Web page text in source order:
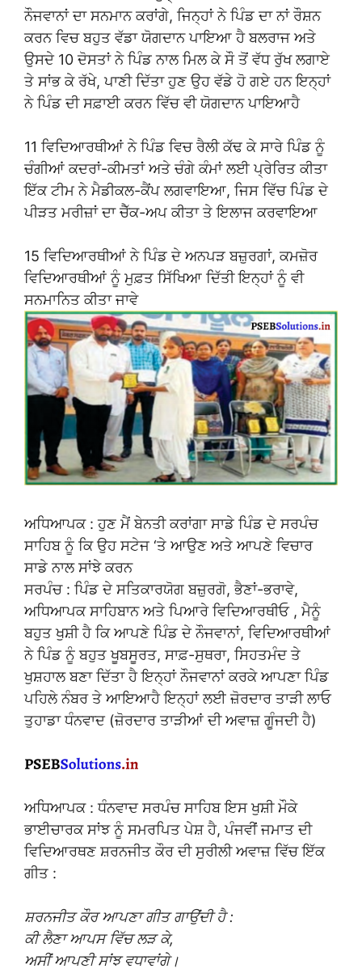
ਨੌਜਵਾਨਾਂ ਦਾ ਸਨਮਾਨ ਕਰਾਂਗੇ, ਜਿਨ੍ਹਾਂ ਨੇ ਪਿੰਡ ਦਾ ਨਾਂ ਰੌਸ਼ਨ
ਕਰਨ ਵਿਚ ਬਹੁਤ ਵੱਡਾ ਯੋਗਦਾਨ ਪਾਇਆ ਹੈ ਬਲਰਾਜ ਅਤੇ
ਉਸਦੇ 10 ਦੋਸਤਾਂ ਨੇ ਪਿੰਡ ਨਾਲ ਮਿਲ ਕੇ ਸੌ ਤੋਂ ਵੱਧ ਰੁੱਖ ਲਗਾਏ
ਤੇ ਸਾਂਭ ਕੇ ਰੱਖੇ, ਪਾਣੀ ਦਿੱਤਾ ਹੁਣ ਉਹ ਵੱਡੇ ਹੋ ਗਏ ਹਨ ਇਨ੍ਹਾਂ
ਨੇ ਪਿੰਡ ਦੀ ਸਫ਼ਾਈ ਕਰਨ ਵਿੱਚ ਵੀ ਯੋਗਦਾਨ ਪਾਇਆਹੈ
11 ਵਿਦਿਆਰਥੀਆਂ ਨੇ ਪਿੰਡ ਵਿਚ ਰੈਲੀ ਕੱਢ ਕੇ ਸਾਰੇ ਪਿੰਡ ਨੂੰ
ਚੰਗੀਆਂ ਕਦਰਾਂ-ਕੀਮਤਾਂ ਅਤੇ ਚੰਗੇ ਕੰਮਾਂ ਲਈ ਪ੍ਰੇਰਿਤ ਕੀਤਾ
ਇੱਕ ਟੀਮ ਨੇ ਮੈਡੀਕਲ-ਕੈਂਪ ਲਗਵਾਇਆ, ਜਿਸ ਵਿੱਚ ਪਿੰਡ ਦੇ
ਪੀੜਤ ਮਰੀਜ਼ਾਂ ਦਾ ਚੈੱਕ-ਅਪ ਕੀਤਾ ਤੇ ਇਲਾਜ ਕਰਵਾਇਆ
15 ਵਿਦਿਆਰਥੀਆਂ ਨੇ ਪਿੰਡ ਦੇ ਅਨਪੜ ਬਜ਼ੁਰਗਾਂ, ਕਮਜ਼ੋਰ
ਵਿਦਿਆਰਥੀਆਂ ਨੂੰ ਮੁਫ਼ਤ ਸਿੱਖਿਆ ਦਿੱਤੀ ਇਨ੍ਹਾਂ ਨੂੰ ਵੀ
ਸਨਮਾਨਿਤ ਕੀਤਾ ਜਾਵੇ
ਅਧਿਆਪਕ : ਹੁਣ ਮੈਂ ਬੇਨਤੀ ਕਰਾਂਗਾ ਸਾਡੇ ਪਿੰਡ ਦੇ ਸਰਪੰਚ
ਸਾਹਿਬ ਨੂੰ ਕਿ ਉਹ ਸਟੇਜ ‘ਤੇ ਆਉਣ ਅਤੇ ਆਪਣੇ ਵਿਚਾਰ
ਸਾਡੇ ਨਾਲ ਸਾਂਝੇ ਕਰਨ
ਸਰਪੰਚ : ਪਿੰਡ ਦੇ ਸਤਿਕਾਰਯੋਗ ਬਜ਼ੁਰਗੋ, ਭੈਣਾਂ-ਭਰਾਵੇ,
ਅਧਿਆਪਕ ਸਾਹਿਬਾਨ ਅਤੇ ਪਿਆਰੇ ਵਿਦਿਆਰਥੀਓ , ਮੈਨੂੰ
ਬਹੁਤ ਖੁਸ਼ੀ ਹੈ ਕਿ ਆਪਣੇ ਪਿੰਡ ਦੇ ਨੌਜਵਾਨਾਂ, ਵਿਦਿਆਰਥੀਆਂ
ਨੇ ਪਿੰਡ ਨੂੰ ਬਹੁਤ ਖੂਬਸੂਰਤ, ਸਾਫ਼-ਸੁਥਰਾ, ਸਿਹਤਮੰਦ ਤੇ
ਖੁਸ਼ਹਾਲ ਬਣਾ ਦਿੱਤਾ ਹੈ ਇਨ੍ਹਾਂ ਨੌਜਵਾਨਾਂ ਕਰਕੇ ਆਪਣਾ ਪਿੰਡ
ਪਹਿਲੇ ਨੰਬਰ ਤੇ ਆਇਆਹੈ ਇਨ੍ਹਾਂ ਲਈ ਜ਼ੋਰਦਾਰ ਤਾੜੀ ਲਾਓ
ਤੁਹਾਡਾ ਧੰਨਵਾਦ (ਜ਼ੋਰਦਾਰ ਤਾੜੀਆਂ ਦੀ ਅਵਾਜ਼ ਗੂੰਜਦੀ ਹੈ)
ਅਧਿਆਪਕ : ਧੰਨਵਾਦ ਸਰਪੰਚ ਸਾਹਿਬ ਇਸ ਖੁਸ਼ੀ ਮੌਕੇ
ਭਾਈਚਾਰਕ ਸਾਂਝ ਨੂੰ ਸਮਰਪਿਤ ਪੇਸ਼ ਹੈ, ਪੰਜਵੀਂ ਜਮਾਤ ਦੀ
ਵਿਦਿਆਰਥਣ ਸ਼ਰਨਜੀਤ ਕੌਰ ਦੀ ਸੁਰੀਲੀ ਅਵਾਜ਼ ਵਿੱਚ ਇੱਕ
ਗੀਤ :
ਸ਼ਰਨਜੀਤ ਕੌਰ ਆਪਣਾ ਗੀਤ ਗਾਉਂਦੀ ਹੈ :
ਕੀ ਲੈਣਾ ਆਪਸ ਵਿੱਚ ਲੜ ਕੇ,
ਅਸੀਂ ਆਪਣੀ ਸਾਂਝ ਵਧਾਵਾਂਗੇ।